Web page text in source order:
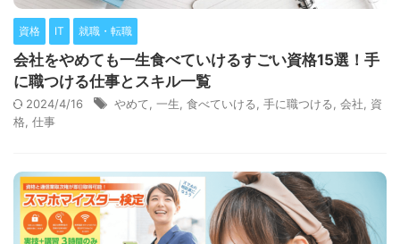
資格 IT 就職・転職
会社をやめても一生食べていけるすごい資格15選！手
に職つける仕事とスキル一覧
2024/4/16 やめて 一生 食べていける 手に職つける 会社
資
格 仕事